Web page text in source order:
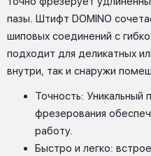
пазы. Штифт DOMINO
шиповых соединений с
подходит для деликатных
внутри, так и снаружи
Точность: Уникальный
фрезерования
работу.
Быстро и легко: